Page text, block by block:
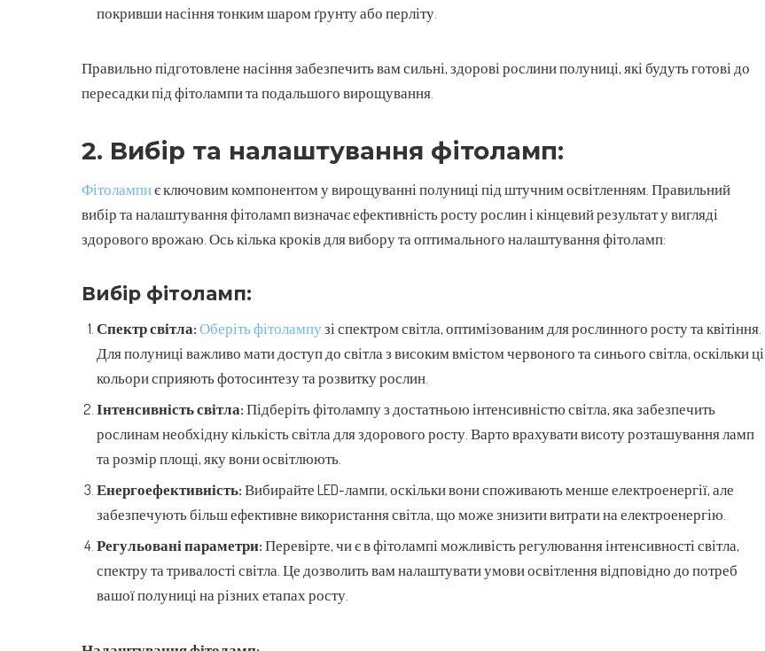
покривши насіння тонким шаром ґрунту або перліту.
Правильно підготовлене насіння забезпечить вам сильні, здорові рослини полуниці, які будуть готові до
пересадки під фітолампи та подальшого вирощування.
2. Вибір та налаштування фітоламп:
Фітолампиє ключовим компонентом у вирощуванні полуниці під штучним освітленням. Правильний
вибір та налаштування фітоламп визначає ефективність росту рослин і кінцевий результат у вигляді
здорового врожаю. Ось кілька кроків для вибору та оптимального налаштування фітоламп:
Вибір фітоламп:
Спектр світла:Оберіть фітолампузі спектром світла, оптимізованим для рослинного росту та квітіння.
Для полуниці важливо мати доступ до світла з високим вмістом червоного та синього світла, оскільки ці
кольори сприяють фотосинтезу та розвитку рослин.
Інтенсивність світла:Підберіть фітолампу з достатньою інтенсивністю світла, яка забезпечить
рослинам необхідну кількість світла для здорового росту. Варто врахувати висоту розташування ламп
та розмір площі, яку вони освітлюють.
Енергоефективність:Вибирайте LED-лампи, оскільки вони споживають менше електроенергії, але
забезпечують більш ефективне використання світла, що може знизити витрати на електроенергію.
Регульовані параметри:Перевірте, чи є в фітолампі можливість регулювання інтенсивності світла,
спектру та тривалості світла. Це дозволить вам налаштувати умови освітлення відповідно до потреб
вашої полуниці на різних етапах росту.